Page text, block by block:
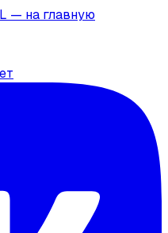
— на главную